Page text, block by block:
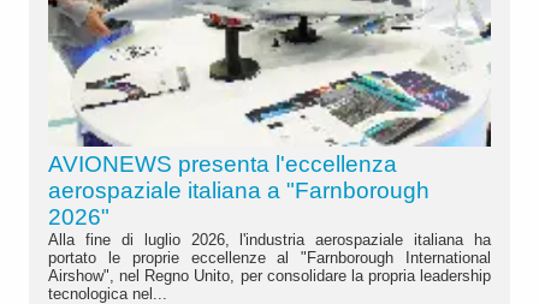
AVIONEWS presenta l'eccellenza
aerospaziale italiana a "Farnborough
2026"
Alla fine di luglio 2026, l'industria aerospaziale italiana ha
portato le proprie eccellenze al "Farnborough International
Airshow", nel Regno Unito, per consolidare la propria leadership
tecnologica nel...